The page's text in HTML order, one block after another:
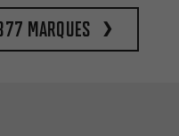
marques